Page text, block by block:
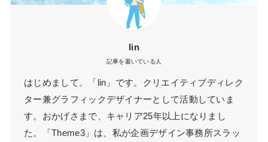
lin
記事を書いている人
はじめまして。「lin」です。クリエイティブディレク
ター兼グラフィックデザイナーとして活動していま
す。おかげさまで、キャリア25年以上になりまし
た。「Theme3」は、私が企画デザイン事務所スラッ